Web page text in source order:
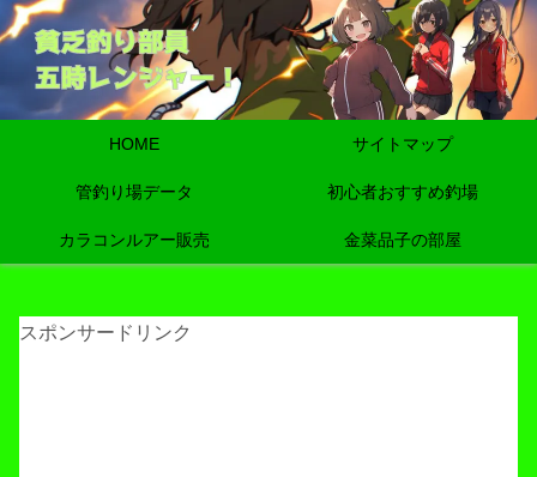
HOME サイトマップ
管釣り場データ 初心者おすすめ釣場
カラコンルアー販売 金菜品子の部屋
スポンサードリンク